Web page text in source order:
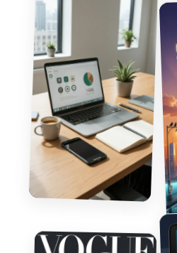
만들기
프롬프트 복사